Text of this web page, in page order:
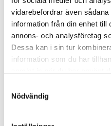
vidarebefordrar även
information från din enhet till
annons- och analysföretag
Dessa kan i sin tur
information som du har
Nödvändig
Relaterade